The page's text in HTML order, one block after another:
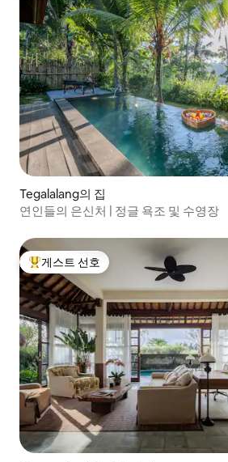
Tegalalang의 집
연인들의 은신처 | 정글 욕조 및 수영장
상위 게스트 선호
게스트 선호